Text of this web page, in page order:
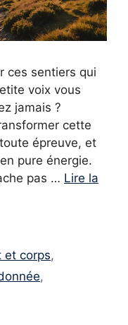
ces sentiers qui
voix vous
jamais ?
cette
épreuve, et
pure énergie.
pas … Lire la
et corps,
,